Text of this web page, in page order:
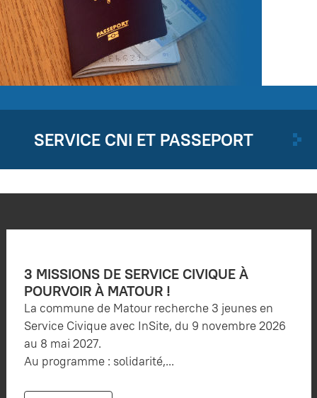
SERVICE CNI ET PASSEPORT
3 MISSIONS DE SERVICE CIVIQUE À
POURVOIR À MATOUR !
La commune de Matour recherche 3 jeunes en
Service Civique avec InSite, du 9 novembre 2026
au 8 mai 2027.
Au programme : solidarité,...